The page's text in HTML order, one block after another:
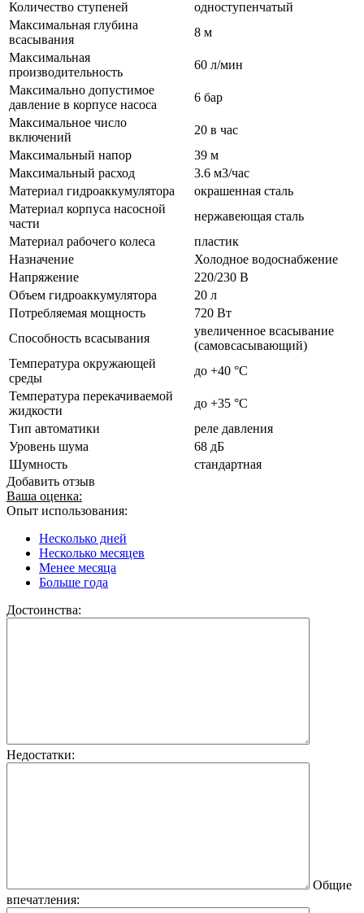
Количество ступеней
одноступенчатый
Максимальная глубина
всасывания
8 м
Максимальная
производительность
60 л/мин
Максимально допустимое
давление в корпусе насоса
6 бар
Максимальное число
включений
20 в час
Максимальный напор
39 м
Максимальный расход
3.6 м3/час
Материал гидроаккумулятора
окрашенная сталь
Материал корпуса насосной
части
нержавеющая сталь
Материал рабочего колеса
пластик
Назначение
Холодное водоснабжение
Напряжение
220/230 В
Объем гидроаккумулятора
20 л
Потребляемая мощность
720 Вт
Способность всасывания
увеличенное всасывание
(самовсасывающий)
Температура окружающей
среды
до +40 °C
Температура перекачиваемой
жидкости
до +35 °C
Тип автоматики
реле давления
Уровень шума
68 дБ
Шумность
стандартная
Добавить отзыв
Ваша оценка:
Опыт использования:
Несколько дней
Несколько месяцев
Менее месяца
Больше года
Достоинства:
Недостатки:
Общие
впечатления: